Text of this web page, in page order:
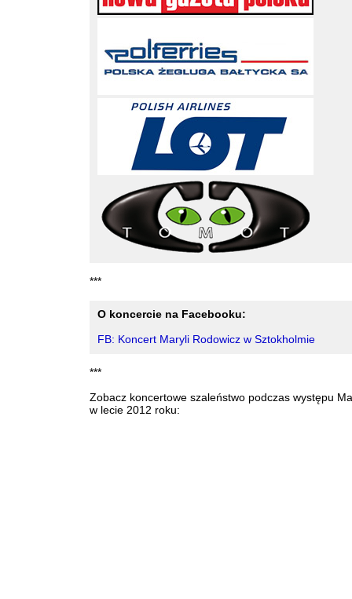
***
O koncercie na Facebooku:
FB: Koncert Maryli Rodowicz w Sztokholmie
***
Zobacz koncertowe szaleństwo podczas występu
w lecie 2012 roku: